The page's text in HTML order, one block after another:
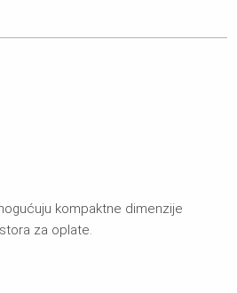
kompaktne dimenzije
za oplate.